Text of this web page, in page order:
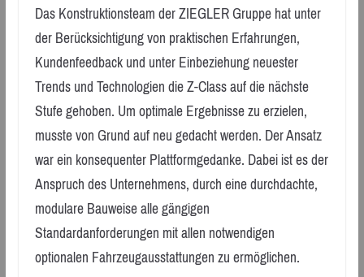
Das Konstruktionsteam der ZIEGLER Gruppe hat unter
der Berücksichtigung von praktischen Erfahrungen,
Kundenfeedback und unter Einbeziehung neuester
Trends und Technologien die Z-Class auf die nächste
Stufe gehoben. Um optimale Ergebnisse zu erzielen,
musste von Grund auf neu gedacht werden. Der Ansatz
war ein konsequenter Plattformgedanke. Dabei ist es der
Anspruch des Unternehmens, durch eine durchdachte,
modulare Bauweise alle gängigen
Standardanforderungen mit allen notwendigen
optionalen Fahrzeugausstattungen zu ermöglichen.